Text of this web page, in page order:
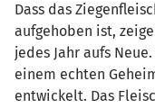
Dass das
aufgehoben ist,
jedes Jahr aufs
einem echten
entwickelt. Das